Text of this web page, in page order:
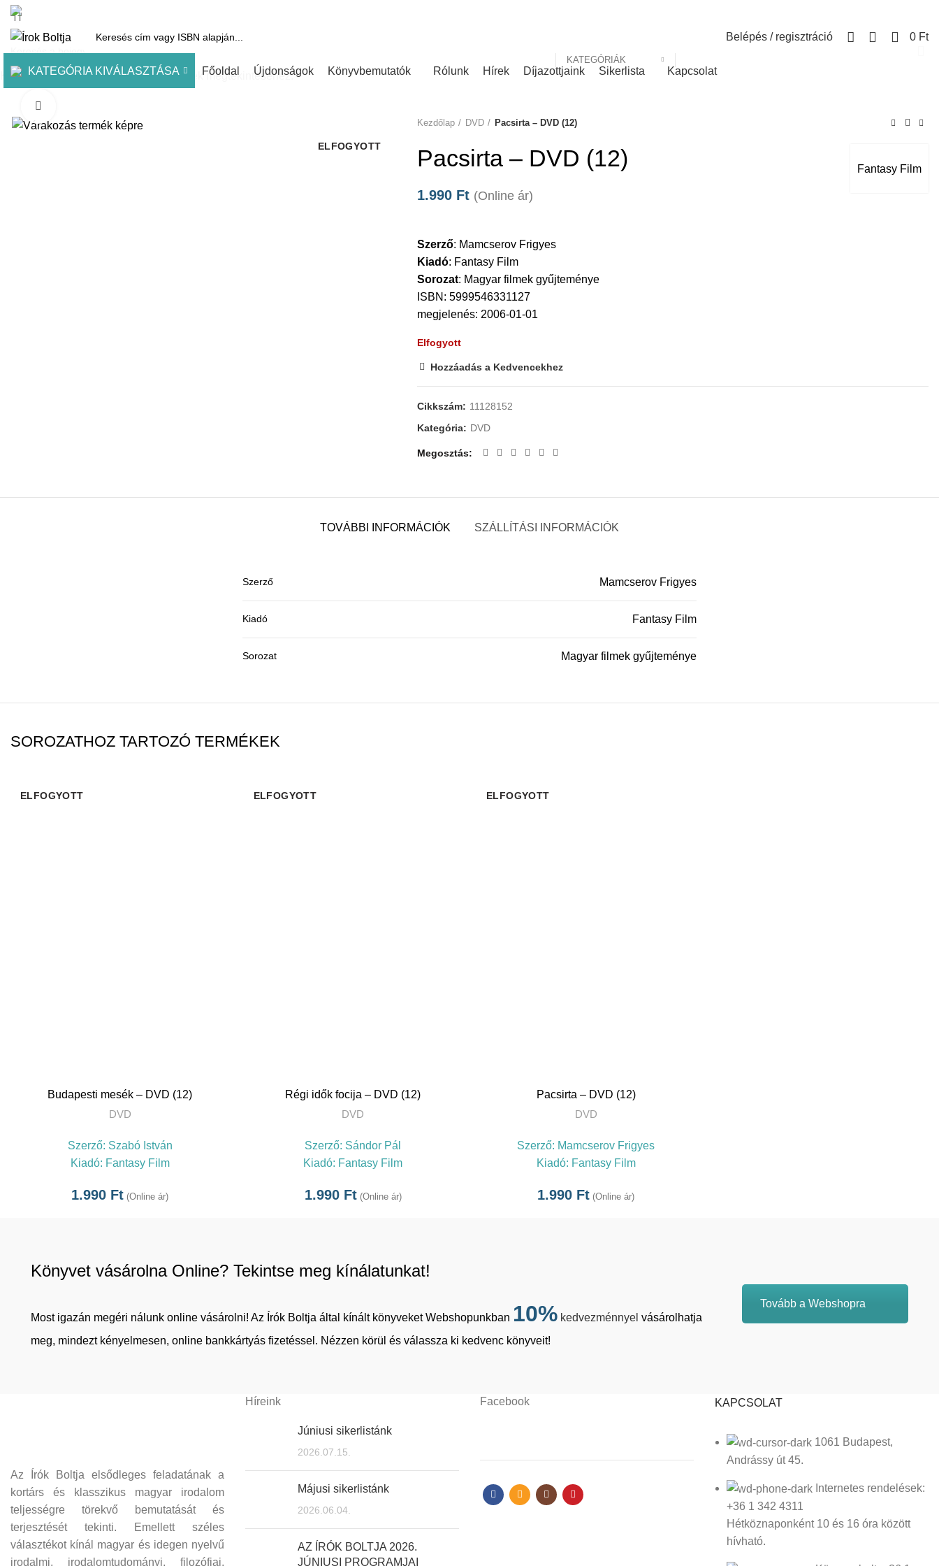
KATEGÓRIÁK
Belépés / regisztráció 0 Ft
KATEGÓRIA KIVÁLASZTÁSA Főoldal Újdonságok Könyvbemutatók Rólunk Hírek Díjazottjaink Sikerlista Kapcsolat
ELFOGYOTT
Kezdőlap
DVD Pacsirta – DVD (12)
Fantasy Film
Pacsirta – DVD (12)
1.990 Ft (Online ár)
Szerző: Mamcserov Frigyes
Kiadó: Fantasy Film
Sorozat: Magyar filmek gyűjteménye
ISBN: 5999546331127
megjelenés: 2006-01-01
Elfogyott
Hozzáadás a Kedvencekhez
Cikkszám: 11128152
Kategória: DVD
Megosztás
TOVÁBBI INFORMÁCIÓK SZÁLLÍTÁSI INFORMÁCIÓK
Szerző Mamcserov Frigyes
Kiadó Fantasy Film
Sorozat Magyar filmek gyűjteménye
SOROZATHOZ TARTOZÓ TERMÉKEK
ELFOGYOTT
TOVÁBB
Budapesti mesék – DVD (12)
DVD
Szerző: Szabó István
Kiadó: Fantasy Film
1.990 Ft (Online ár)
ELFOGYOTT
TOVÁBB
Régi idők focija – DVD (12)
DVD
Szerző: Sándor Pál
Kiadó: Fantasy Film
1.990 Ft (Online ár)
ELFOGYOTT
TOVÁBB
Pacsirta – DVD (12)
DVD
Szerző: Mamcserov Frigyes
Kiadó: Fantasy Film
1.990 Ft (Online ár)
Könyvet vásárolna Online? Tekintse meg kínálatunkat!
Most igazán megéri nálunk online vásárolni! Az Írók Boltja által kínált könyveket Webshopunkban 10% kedvezménnyel vásárolhatja
meg, mindezt kényelmesen, online bankkártyás fizetéssel. Nézzen körül és válassza ki kedvenc könyveit!
Tovább a Webshopra
Az Írók Boltja elsődleges feladatának a
kortárs és klasszikus magyar irodalom
teljességre törekvő bemutatását és
terjesztését tekinti. Emellett széles
választékot kínál magyar és idegen nyelvű
irodalmi, irodalomtudományi, filozófiai,
Híreink
Júniusi sikerlistánk
2026.07.15.
Májusi sikerlistánk
2026.06.04.
AZ ÍRÓK BOLTJA 2026.
JÚNIUSI PROGRAMJAI
Facebook KAPCSOLAT
1061 Budapest,
Andrássy út 45.
Internetes rendelések:
+36 1 342 4311
Hétköznaponként 10 és 16 óra között
hívható.
Kezdje el gépelni a keresett bejegyzések megtekintéséhez.